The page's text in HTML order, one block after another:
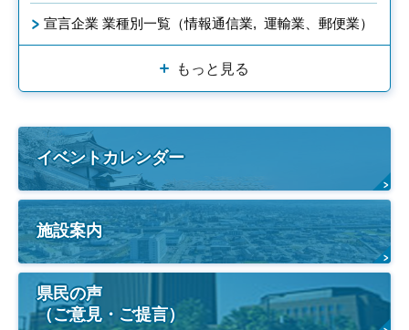
宣言企業 業種別一覧（情報通信業, 運輸業、郵便業）
もっと見る
イベントカレンダー
施設案内
県民の声
（ご意見・ご提言）